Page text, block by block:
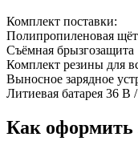
Комплект поставки:
Полипропиленовая
Съёмная
Комплект резины для
Выносное зарядное
Литиевая батарея 36
Как оформить